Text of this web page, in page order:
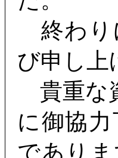
終わり
び申し上
貴重な
に御協
であり